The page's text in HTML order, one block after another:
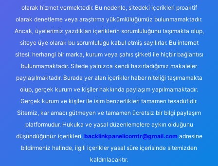
olarak hizmet vermektedir. Bu nedenle, sitedeki içerikleri proaktif
olarak denetleme veya araştırma yükümlülüğümüz bulunmamaktadır.
Ancak, üyelerimiz yazdıkları içeriklerin sorumluluğunu taşımakta olup,
siteye üye olarak bu sorumluluğu kabul etmiş sayılırlar. Bu internet
sitesi, herhangi bir marka, kurum veya şahıs şirketi ile hiçbir bağlantısı
bulunmamaktadır. Sitede yalnızca kendi hazırladığımız makaleler
paylaşılmaktadır. Burada yer alan içerikler haber niteliği taşımamakta
olup, gerçek kurum ve kişiler hakkında paylaşım yapılmamaktadır.
Gerçek kurum ve kişiler ile isim benzerlikleri tamamen tesadüfidir.
Sitemiz, kar amacı gütmeyen ve tamamen ücretsiz bir bilgi paylaşım
platformudur. Hukuka ve yasal düzenlemelere aykırı olduğunu
düşündüğünüz içerikleri, backlinkpanelicomtr@gmail.comadresine
bildirmeniz halinde, ilgili içerikler yasal süre içerisinde sitemizden
kaldırılacaktır.